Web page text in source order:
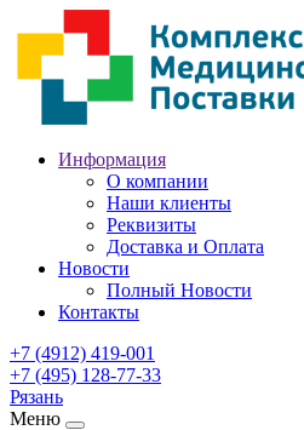
Информация
О компании
Наши клиенты
Реквизиты
Доставка и Оплата
Новости
Полный Новости
Контакты
+7 (4912) 419-001
+7 (495) 128-77-33
Рязань
Меню